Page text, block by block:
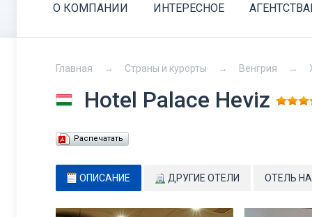
О КОМПАНИИ ИНТЕРЕСНОЕ
Главная Страны и курорты Венгрия
Hotel Palace Heviz
Распечатать
ОПИСАНИЕ ДРУГИЕ ОТЕЛИ ОТЕЛЬ